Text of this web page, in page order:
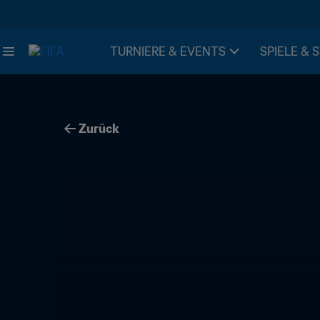
TURNIERE & EVENTS SPIELE &
Zurück